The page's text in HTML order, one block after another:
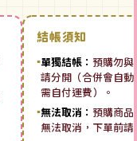
結帳須知
▪單獨結帳： 預購勿與
請分開（合併會自
需自付運費）。
▪無法取消： 預購商品
無法取消，下單前